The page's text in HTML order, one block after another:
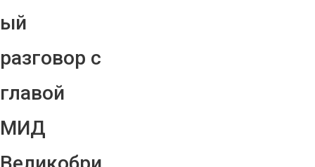
ый
разговор с
главой
МИД